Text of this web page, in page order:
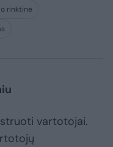
rinktinė
vartotojai.